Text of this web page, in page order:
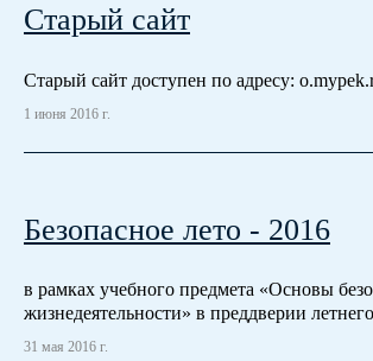
Старый сайт
Старый сайт доступен по адресу:
1 июня 2016 г.
Безопасное лето - 2016
в рамках учебного предмета «Основы
жизнедеятельности» в преддверии
31 мая 2016 г.